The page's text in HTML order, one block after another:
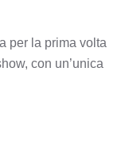
per la prima volta
con un’unica